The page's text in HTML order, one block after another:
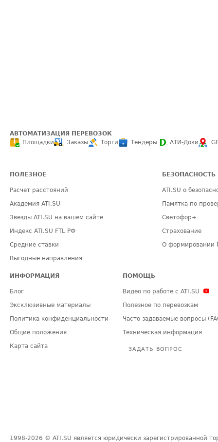
АВТОМАТИЗАЦИЯ ПЕРЕВОЗОК
Площадки
Заказы Торги Тендеры АТИ-Доки
ПОЛЕЗНОЕ
Расчет расстояний
Академия ATI.SU
Звезды ATI.SU на вашем сайте
Индекс ATI.SU FTL РФ
Средние ставки
Выгодные направления
БЕЗОПАСНОСТЬ
ATI.SU о
Памятка по
Светофор+
Страхование
О формировании
ИНФОРМАЦИЯ
Блог
Эксклюзивные материалы
Политика конфиденциальности
Общие положения
Карта сайта
ПОМОЩЬ
Видео по работе с ATI.SU
Полезное по перевозкам
Часто задаваемые вопросы
Техническая информация
ЗАДАТЬ ВОПРОС
1998-2026 © ATI.SU является юридически зарегистрированной